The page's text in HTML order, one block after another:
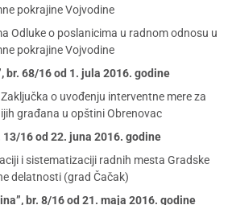
pokrajine Vojvodine
Odluke o poslanicima u radnom odnosu u
pokrajine Vojvodine
br. 68/16 od 1. jula 2016. godine
o uvođenju interventne mere za
građana u opštini Obrenovac
13/16 od 22. juna 2016. godine
i sistematizaciji radnih mesta Gradske
delatnosti (grad Čačak)
br. 8/16 od 21. maja 2016. godine